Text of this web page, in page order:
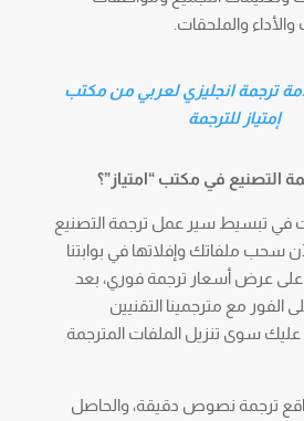
والملحقات.
ترجمة انجليزي لعربي من مكتب
إمتياز للترجمة
التصنيع في مكتب “امتياز”؟
تبسيط سير عمل ترجمة التصنيع
سحب ملفاتك وإفلاتها في بوابتنا
على عرض أسعار ترجمة فوري، بعد
الفور مع مترجمينا التقنيين
سوى تنزيل الملفات المترجمة
ترجمة نصوص دقيقة، والحاصل